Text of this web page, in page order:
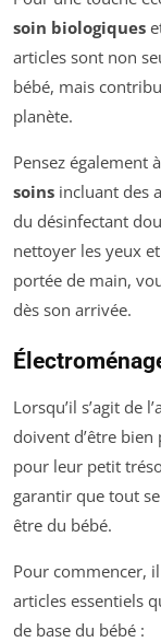
soin biologiques
articles sont non
bébé, mais
planète.
Pensez également
soins incluant des
du désinfectant
nettoyer les yeux
portée de main,
dès son arrivée.
Lorsqu’il s’agit de
doivent d’être bien
pour leur petit
garantir que tout
être du bébé.
Pour commencer,
articles essentiels
de base du bébé :